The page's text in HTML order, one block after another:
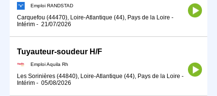
Emploi RANDSTAD
Carquefou (44470), Loire-Atlantique (44), Pays de la Loire -
Intérim - 21/07/2026
Tuyauteur-soudeur H/F
Emploi Aquila Rh
Les Sorinières (44840), Loire-Atlantique (44), Pays de la Loire -
Intérim - 05/08/2026